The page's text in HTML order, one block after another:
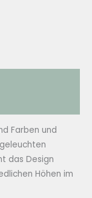
Farben und
das Design
Höhen im